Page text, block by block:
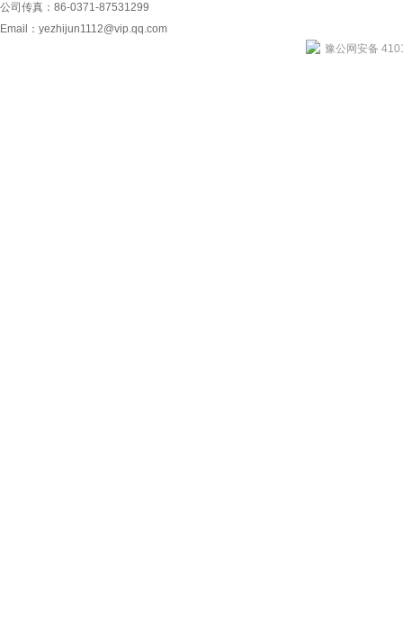
公司传真：86-0371-87531299
Email： yezhijun1112@vip.qq.com
豫公网安备